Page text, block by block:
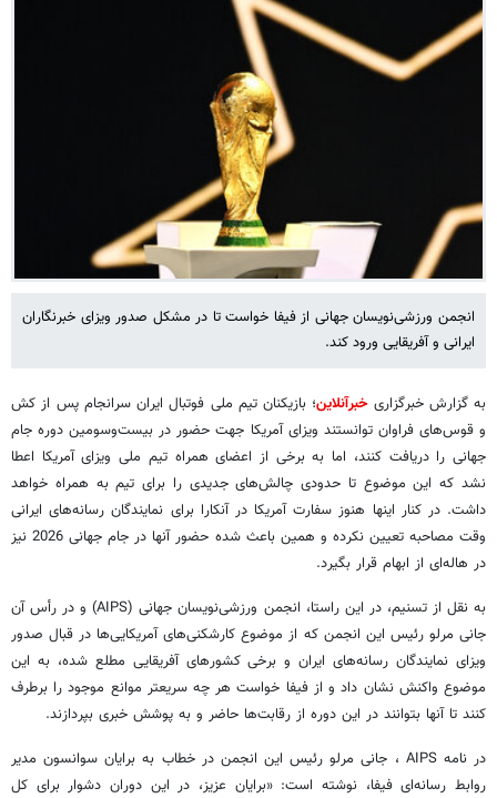
انجمن ورزشی‌نویسان جهانی از فیفا خواست تا در مشکل صدور ویزای خبرنگاران
ایرانی و آفریقایی ورود کند.
به گزارش خبرگزاریخبرآنلاین؛ بازیکنان تیم ملی فوتبال ایران سرانجام پس از کش
و قوس‌های فراوان توانستند ویزای آمریکا جهت حضور در بیست‌وسومین دوره جام
جهانی را دریافت کنند، اما به برخی از اعضای همراه تیم ملی ویزای آمریکا اعطا
نشد که این موضوع تا حدودی چالش‌های جدیدی را برای تیم به همراه خواهد
داشت. در کنار اینها هنوز سفارت آمریکا در آنکارا برای نمایندگان رسانه‌های ایرانی
وقت مصاحبه تعیین نکرده و همین باعث شده حضور آنها در جام جهانی 2026 نیز
در هاله‌ای از ابهام قرار بگیرد.
به نقل از تسنیم، در این راستا، انجمن ورزشی‌نویسان جهانی (AIPS) و در رأس آن
جانی مرلو رئیس این انجمن که از موضوع کارشکنی‌های آمریکایی‌ها در قبال صدور
ویزای نمایندگان رسانه‌های ایران و برخی کشورهای آفریقایی مطلع شده، به این
موضوع واکنش نشان داد و از فیفا خواست هر چه سریعتر موانع موجود را برطرف
کنند تا آنها بتوانند در این دوره از رقابت‌ها حاضر و به پوشش خبری بپردازند.
در نامه‌ AIPS ، جانی مرلو رئیس این انجمن در خطاب به برایان سوانسون مدیر
روابط رسانه‌ای فیفا، نوشته است: «برایان عزیز، در این دوران دشوار برای کل